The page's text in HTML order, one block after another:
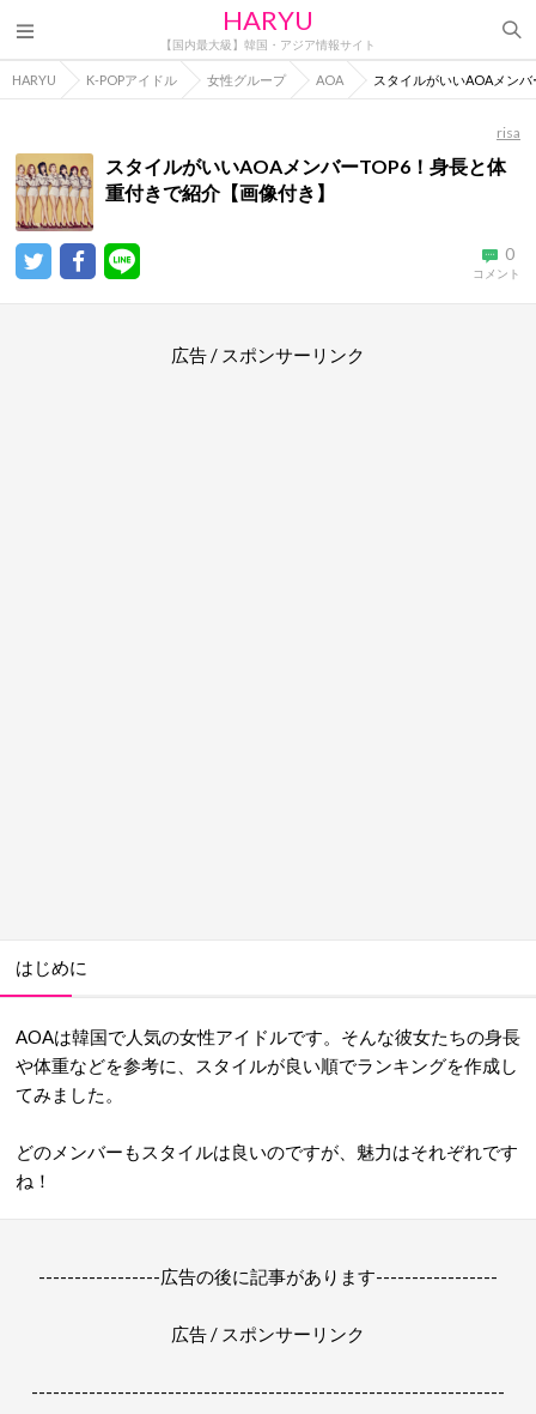
HARYU
【国内最大級】韓国・アジア情報サイト
HARYU K-POPアイドル 女性グループ AOA スタイルがいいAOAメン
risa
スタイルがいいAOAメンバーTOP6！身長と体
重付きで紹介【画像付き】
0
コメント
広告 / スポンサーリンク
はじめに
AOAは韓国で人気の女性アイドルです。そんな彼女たちの身長
や体重などを参考に、スタイルが良い順でランキングを作成し
てみました。
どのメンバーもスタイルは良いのですが、魅力はそれぞれです
ね！
-----------------広告の後に記事があります-----------------
広告 / スポンサーリンク
------------------------------------------------------------------